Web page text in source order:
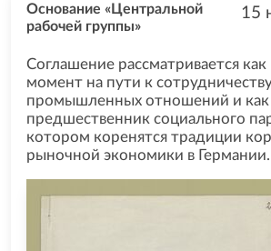
15
Основание «Центральной
рабочей группы»
Соглашение рассматривается
момент на пути к
промышленных отношений и
предшественник социального
котором коренятся традиции
рыночной экономики в Германии.